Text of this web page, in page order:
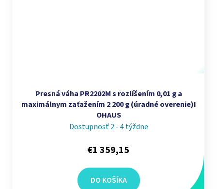
Presná váha PR2202M s rozlíšením 0,01 g a
maximálnym zaťažením 2 200 g (úradné overenie)I
OHAUS
Dostupnosť 2 - 4 týždne
€1 359,15
DO KOŠÍKA